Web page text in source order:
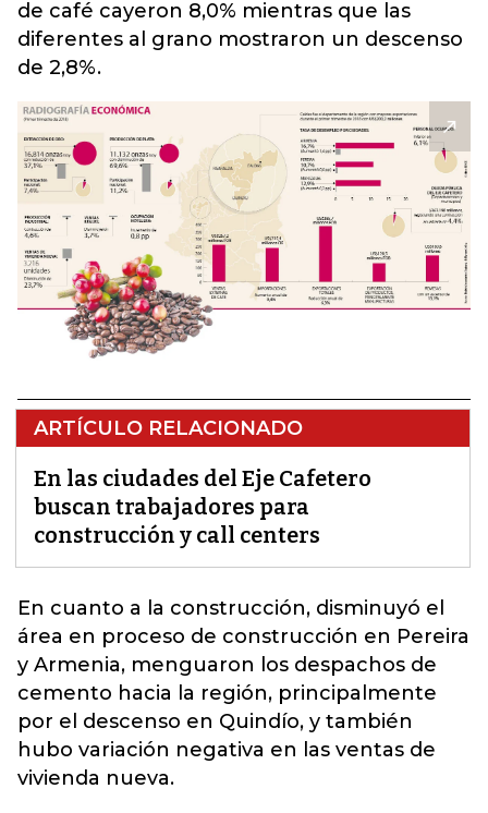
de café cayeron 8,0% mientras que las
diferentes al grano mostraron un descenso
de 2,8%.
ARTÍCULO RELACIONADO
En las ciudades del Eje Cafetero
buscan trabajadores para
construcción y call centers
En cuanto a la construcción, disminuyó el
área en proceso de construcción en Pereira
y Armenia, menguaron los despachos de
cemento hacia la región, principalmente
por el descenso en Quindío, y también
hubo variación negativa en las ventas de
vivienda nueva.